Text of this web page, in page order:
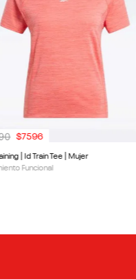
| Id Train Tee | Mujer
Funcional
$7596